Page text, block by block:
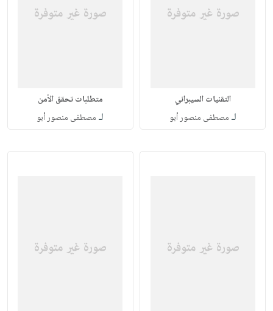
التقنيات السيبراني
لـ مصطفى منصور أبو
متطلبات تحقق الأمن
لـ مصطفى منصور أبو